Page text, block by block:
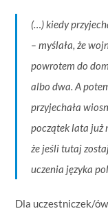
(…) kiedy
– myślała, że
powrotem do
albo dwa. A
przyjechała
początek lata już
że jeśli tutaj
uczenia języka
Dla uczestniczek/